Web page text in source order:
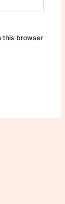
this browser